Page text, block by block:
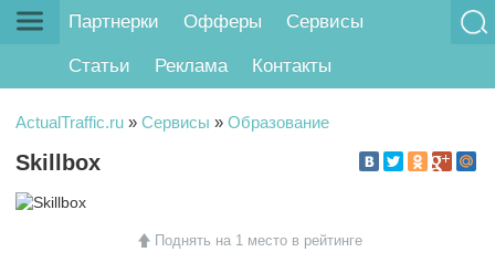
Партнерки Офферы Сервисы
Статьи Реклама Контакты
ActualTraffic.ru » Сервисы » Образование
Skillbox
Поднять на 1 место в рейтинге